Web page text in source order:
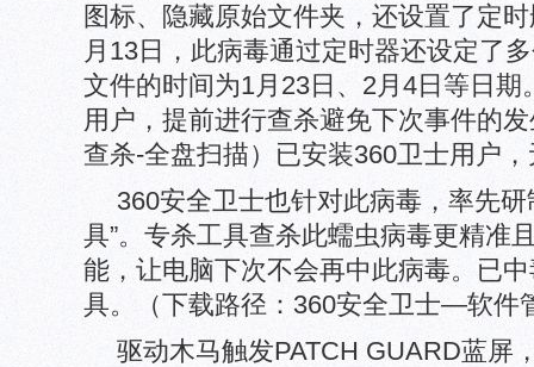
图标、隐藏原始文件夹，还设置了定
月13日，此病毒通过定时器还设定了
文件的时间为1月23日、2月4日等日
用户，提前进行查杀避免下次事件的
查杀-全盘扫描）已安装360卫士用户
360安全卫士也针对此病毒，率先
具”。专杀工具查杀此蠕虫病毒更精准
能，让电脑下次不会再中此病毒。已
具。（下载路径：360安全卫士—软件
驱动木马触发PATCH GUARD蓝屏